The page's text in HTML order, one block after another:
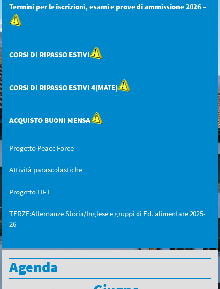
Termini per le iscrizioni, esami e prove di ammissione 2026 –
CORSI DI RIPASSO ESTIVI
CORSI DI RIPASSO ESTIVI 4(MATE)
ACQUISTO BUONI MENSA
Progetto Peace Force
Attività parascolastiche
Progetto LIFT
TERZE:Alternanze Storia/Inglese e gruppi di Ed. alimentare 2025-
26
Agenda